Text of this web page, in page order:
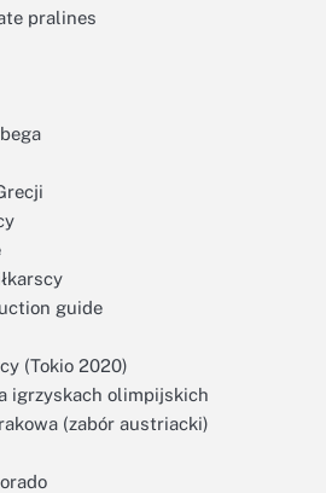
pralines
guide
(Tokio 2020)
igrzyskach olimpijskich
(zabór austriacki)